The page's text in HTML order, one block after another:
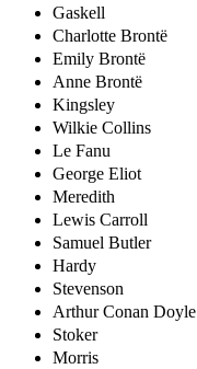
Gaskell
Charlotte Brontë
Emily Brontë
Anne Brontë
Kingsley
Wilkie Collins
Le Fanu
George Eliot
Meredith
Lewis Carroll
Samuel Butler
Hardy
Stevenson
Arthur Conan Doyle
Stoker
Morris